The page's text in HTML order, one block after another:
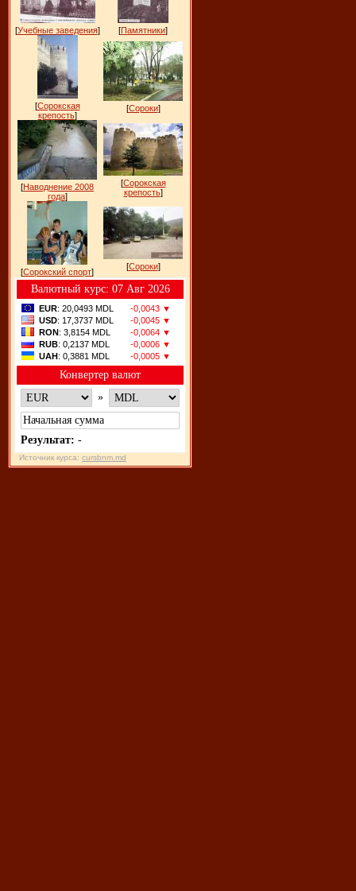
[Учебные заведения] [Памятники]
[Сорокская
крепость]
[Сороки]
[Наводнение 2008
года]
[Сорокская
крепость]
[Сорокский спорт]
[Сороки]
Bалютный курс: 07 Авг 2026
EUR: 20,0493 MDL
-0,0043 ▼
USD: 17,3737 MDL
-0,0045 ▼
RON: 3,8154 MDL
-0,0064 ▼
RUB: 0,2137 MDL
-0,0006 ▼
UAH: 0,3881 MDL -0,0005 ▼
Конвертер валют
»
Результат: -
Источник курса: cursbnm.md